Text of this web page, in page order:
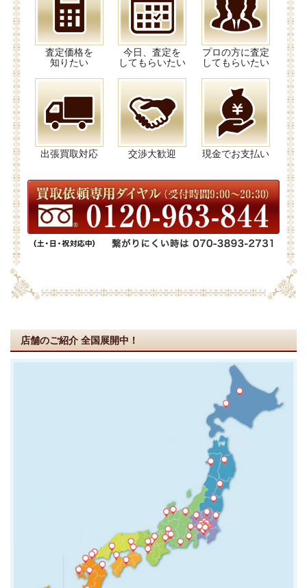
査定価格を
知りたい
今日、査定を
してもらいたい
プロの方に査定
してもらいたい
出張買取対応 交渉大歓迎 現金でお支払い
店舗のご紹介 全国展開中！